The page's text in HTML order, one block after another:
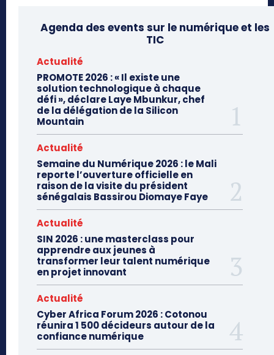
Agenda des events sur le numérique et les
TIC
Actualité
PROMOTE 2026 : « Il existe une
solution technologique à chaque
défi », déclare Laye Mbunkur, chef
de la délégation de la Silicon
Mountain
Actualité
Semaine du Numérique 2026 : le Mali
reporte l’ouverture officielle en
raison de la visite du président
sénégalais Bassirou Diomaye Faye
Actualité
SIN 2026 : une masterclass pour
apprendre aux jeunes à
transformer leur talent numérique
en projet innovant
Actualité
Cyber Africa Forum 2026 : Cotonou
réunira 1 500 décideurs autour de la
confiance numérique